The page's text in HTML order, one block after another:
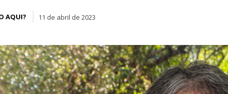
AQUI? 11 de abril de 2023